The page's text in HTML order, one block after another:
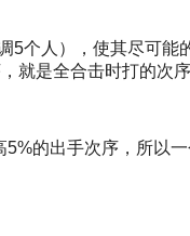
人），使其尽可能
就是全合击时打的次
的出手次序，所以一